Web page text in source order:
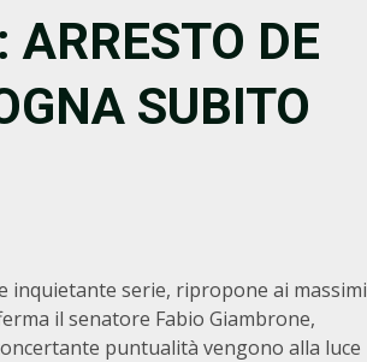
DE
SUBITO
inquietante serie, ripropone ai massimi
il senatore Fabio Giambrone,
puntualità vengono alla luce